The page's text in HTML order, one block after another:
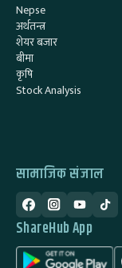
Nepse
अर्थतन्त्र
शेयर बजार
बीमा
कृषि
Stock Analysis
सामाजिक संजाल
ShareHub App